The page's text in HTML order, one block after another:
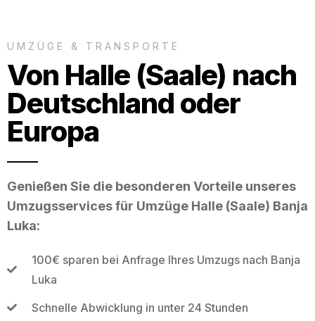
UMZÜGE & TRANSPORTE
Von Halle (Saale) nach
Deutschland oder
Europa
Genießen Sie die besonderen Vorteile unseres
Umzugsservices für Umzüge Halle (Saale) Banja
Luka:
100€ sparen bei Anfrage Ihres Umzugs nach Banja
Luka
Schnelle Abwicklung in unter 24 Stunden